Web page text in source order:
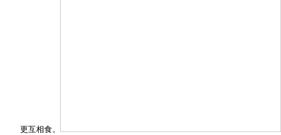
更互相食。